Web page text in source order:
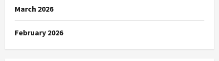
March 2026
February 2026